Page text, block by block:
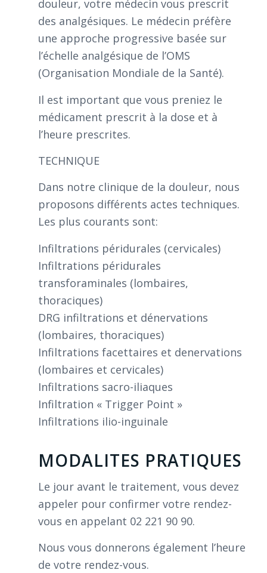
douleur, votre médecin vous prescrit
des analgésiques. Le médecin préfère
une approche progressive basée sur
l’échelle analgésique de l’OMS
(Organisation Mondiale de la Santé).
Il est important que vous preniez le
médicament prescrit à la dose et à
l’heure prescrites.
TECHNIQUE
Dans notre clinique de la douleur, nous
proposons différents actes techniques.
Les plus courants sont:
Infiltrations péridurales (cervicales)
Infiltrations péridurales
transforaminales (lombaires,
thoraciques)
DRG infiltrations et dénervations
(lombaires, thoraciques)
Infiltrations facettaires et denervations
(lombaires et cervicales)
Infiltrations sacro-iliaques
Infiltration « Trigger Point »
Infiltrations ilio-inguinale
MODALITES PRATIQUES
Le jour avant le traitement, vous devez
appeler pour confirmer votre rendez-
vous en appelant 02 221 90 90.
Nous vous donnerons également l’heure
de votre rendez-vous.